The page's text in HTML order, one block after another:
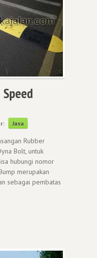
Jasa
Rubber
Bolt, untuk
hubungi nomor
merupakan
sebagai pembatas